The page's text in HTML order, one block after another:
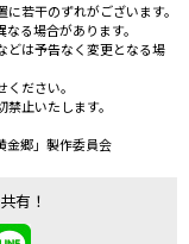
若干のずれがございます。
る場合があります。
どは予告なく変更となる場
ださい。
止いたします。
金郷」製作委員会
有！